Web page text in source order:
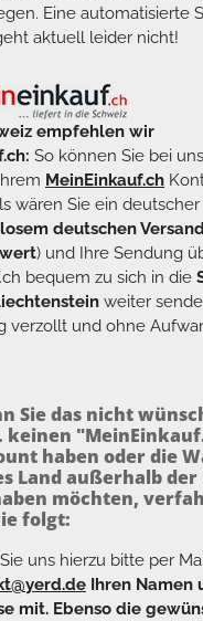
Eine automatisierte
aktuell leider nicht!
empfehlen wir
So können Sie bei uns
MeinEinkauf.ch
wären Sie ein
deutschen
) und Ihre Sendung
bequem zu sich in die
weiter
verzollt und ohne
Sie das nicht
keinen
haben oder die
Land außerhalb der
möchten,
folgt:
uns hierzu bitte per
Ihren Namen
mit. Ebenso die